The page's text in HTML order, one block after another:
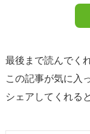
最後まで読んでく
この記事が気に入
シェアしてくれる